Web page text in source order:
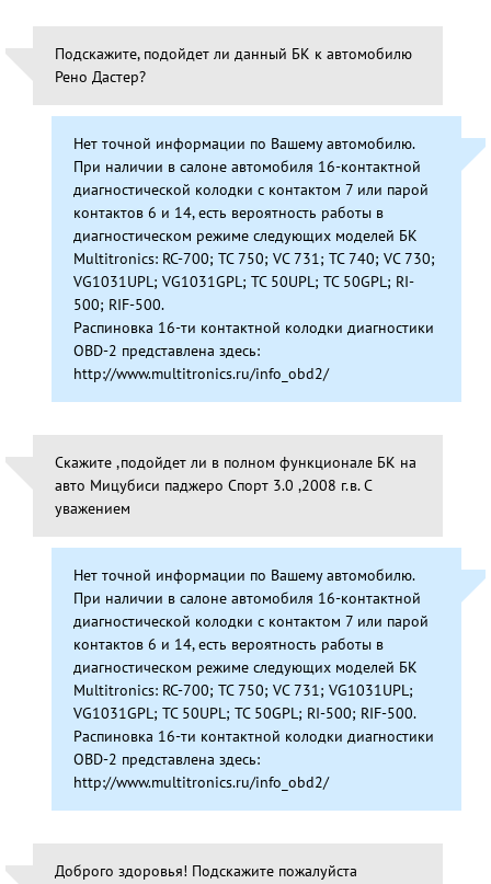
Подскажите, подойдет ли данный БК к автомобилю
Рено Дастер?
Нет точной информации по Вашему автомобилю.
При наличии в салоне автомобиля 16-контактной
диагностической колодки с контактом 7 или парой
контактов 6 и 14, есть вероятность работы в
диагностическом режиме следующих моделей БК
Multitronics: RC-700; TC 750; VC 731; TC 740; VC 730;
VG1031UPL; VG1031GPL; TC 50UPL; TC 50GPL; RI-
500; RIF-500.
Распиновка 16-ти контактной колодки диагностики
OBD-2 представлена здесь:
http://www.multitronics.ru/info_obd2/
Скажите ,подойдет ли в полном функционале БК на
авто Мицубиси паджеро Спорт 3.0 ,2008 г.в. С
уважением
Нет точной информации по Вашему автомобилю.
При наличии в салоне автомобиля 16-контактной
диагностической колодки с контактом 7 или парой
контактов 6 и 14, есть вероятность работы в
диагностическом режиме следующих моделей БК
Multitronics: RC-700; TC 750; VC 731; VG1031UPL;
VG1031GPL; TC 50UPL; TC 50GPL; RI-500; RIF-500.
Распиновка 16-ти контактной колодки диагностики
OBD-2 представлена здесь:
http://www.multitronics.ru/info_obd2/
Доброго здоровья! Подскажите пожалуйста